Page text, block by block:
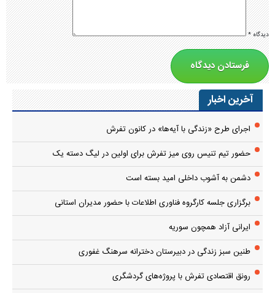
دیدگاه*
آخرین اخبار
اجرای طرح «زندگی با آیه‌ها» در کانون تفرش
حضور تیم تنیس روی میز تفرش برای اولین در لیگ دسته یک
دشمن به آشوب داخلی امید بسته است
برگزاری جلسه کارگروه فناوری اطلاعات با حضور مدیران استانی
ایرانی آزاد همچون سوریه
طنین سبز زندگی در دبیرستان دخترانه سرهنگ غفوری
رونق اقتصادی تفرش با پروژه‌های گردشگری